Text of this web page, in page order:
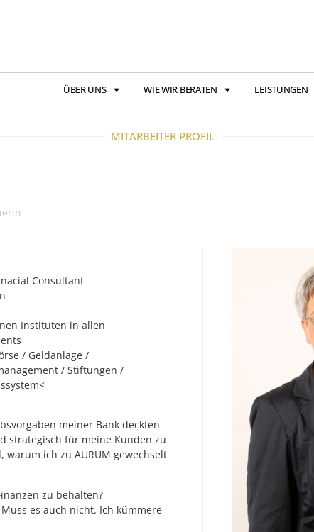
ÜBER UNS WIE WIR BERATEN LEISTUNGEN
MITARBEITER PROFIL
Consultant
Instituten in allen
/ Geldanlage /
/ Stiftungen /
meiner Bank deckten
strategisch für meine Kunden zu
ich zu AURUM gewechselt
zu behalten?
es auch nicht. Ich kümmere